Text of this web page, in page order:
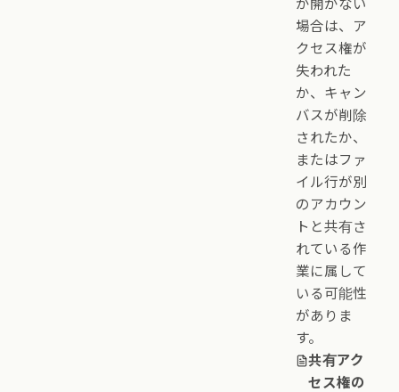
が開かない
場合は、ア
クセス権が
失われた
か、キャン
バスが削除
されたか、
またはファ
イル行が別
のアカウン
トと共有さ
れている作
業に属して
いる可能性
がありま
す。
共有アク
セス権の